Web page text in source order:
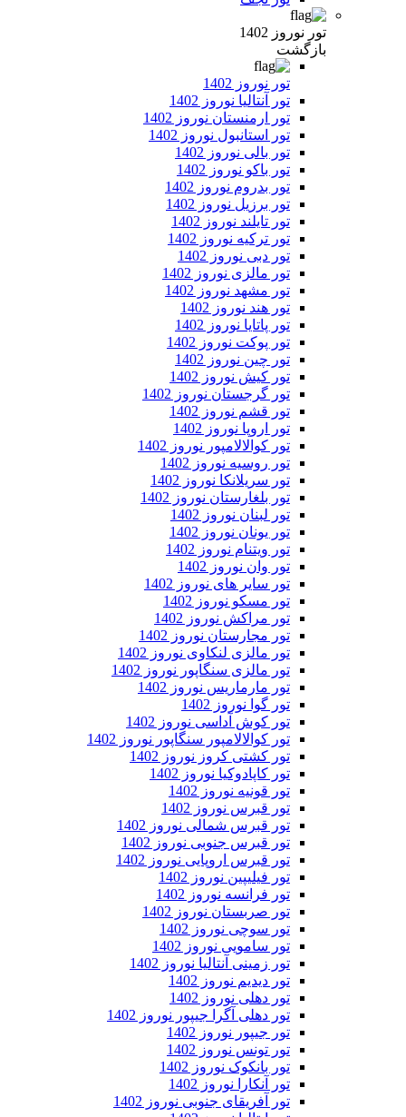
تور نوروز 1402
بازگشت
تور نوروز 1402
تور آنتالیا نوروز 1402
تور ارمنستان نوروز 1402
تور استانبول نوروز 1402
تور بالی نوروز 1402
تور باکو نوروز 1402
تور بدروم نوروز 1402
تور برزیل نوروز 1402
تور تایلند نوروز 1402
تور ترکیه نوروز 1402
تور دبی نوروز 1402
تور مالزی نوروز 1402
تور مشهد نوروز 1402
تور هند نوروز 1402
تور پاتایا نوروز 1402
تور پوکت نوروز 1402
تور چین نوروز 1402
تور کیش نوروز 1402
تور گرجستان نوروز 1402
تور قشم نوروز 1402
تور اروپا نوروز 1402
تور کوالالامپور نوروز 1402
تور روسیه نوروز 1402
تور سریلانکا نوروز 1402
تور بلغارستان نوروز 1402
تور لبنان نوروز 1402
تور یونان نوروز 1402
تور ویتنام نوروز 1402
تور وان نوروز 1402
تور سایر های نوروز 1402
تور مسکو نوروز 1402
تور مراکش نوروز 1402
تور مجارستان نوروز 1402
تور مالزی لنکاوی نوروز 1402
تور مالزی سنگاپور نوروز 1402
تور مارماریس نوروز 1402
تور گوا نوروز 1402
تور کوش آداسی نوروز 1402
تور کوالالامپور سنگاپور نوروز 1402
تور کشتی کروز نوروز 1402
تور کاپادوکیا نوروز 1402
تور قونیه نوروز 1402
تور قبرس نوروز 1402
تور قبرس شمالی نوروز 1402
تور قبرس جنوبی نوروز 1402
تور قبرس اروپایی نوروز 1402
تور فیلیپین نوروز 1402
تور فرانسه نوروز 1402
تور صربستان نوروز 1402
تور سوچی نوروز 1402
تور سامویی نوروز 1402
تور زمینی آنتالیا نوروز 1402
تور دیدیم نوروز 1402
تور دهلی نوروز 1402
تور دهلی آگرا جیپور نوروز 1402
تور جیپور نوروز 1402
تور تونس نوروز 1402
تور بانکوک نوروز 1402
تور آنکارا نوروز 1402
تور آفریقای جنوبی نوروز 1402